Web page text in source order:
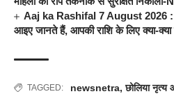
Aaj ka Rashifal 7 August 2026 :
आइए जानते हैं, आपकी राशि के लिए क्या-
TAGGED: newsnetra,छोलिया